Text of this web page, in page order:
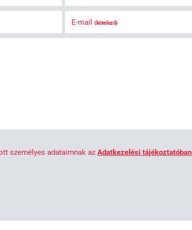
E-mail (kötelező)
személyes adataimnak az Adatkezelési tájékoztatóban